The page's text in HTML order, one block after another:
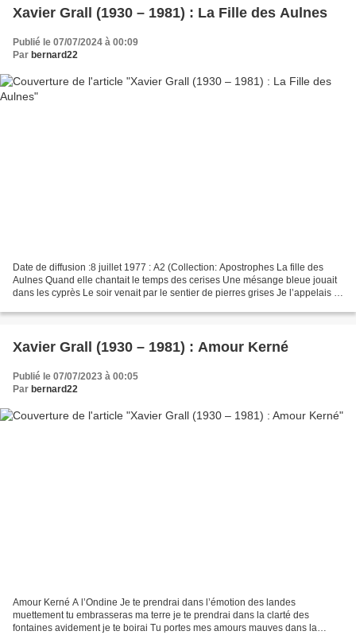
Xavier Grall (1930 – 1981) : La Fille des Aulnes
Publié le 07/07/2024 à 00:09
Par bernard22
Date de diffusion :8 juillet 1977 : A2 (Collection: Apostrophes La fille des
Aulnes Quand elle chantait le temps des cerises Une mésange bleue jouait
dans les cyprès Le soir venait par le sentier de pierres grises Je l’appelais la
Xavier Grall (1930 – 1981) : Amour Kerné
Publié le 07/07/2023 à 00:05
Par bernard22
Amour Kerné A l’Ondine Je te prendrai dans l’émotion des landes
muettement tu embrasseras ma terre je te prendrai dans la clarté des
fontaines avidement je te boirai Tu portes mes amours mauves dans la